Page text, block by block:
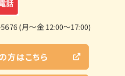
(月～金 12:00～17:00)
方はこちら